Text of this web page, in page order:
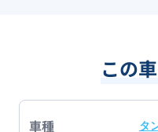
この
車種 タ